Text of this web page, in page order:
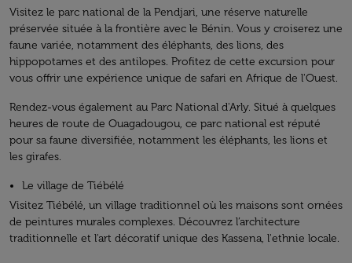
Visitez le parc national de la Pendjari, une réserve naturelle
préservée située à la frontière avec le Bénin. Vous y croiserez une
faune variée, notamment des éléphants, des lions, des
hippopotames et des antilopes. Profitez de cette excursion pour
vous offrir une expérience unique de safari en Afrique de l'Ouest.
Rendez-vous également au Parc National d'Arly. Situé à quelques
heures de route de Ouagadougou, ce parc national est réputé
pour sa faune diversifiée, notamment les éléphants, les lions et
les girafes.
Le village de Tiébélé
Visitez Tiébélé, un village traditionnel où les maisons sont ornées
de peintures murales complexes. Découvrez l’architecture
traditionnelle et l'art décoratif unique des Kassena, l'ethnie locale.